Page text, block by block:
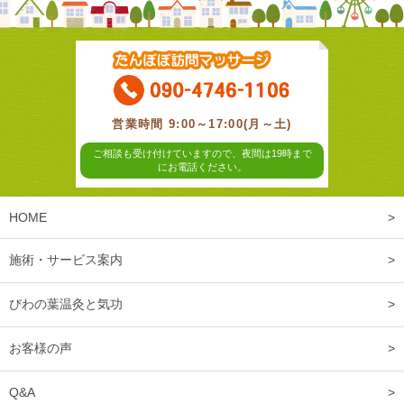
営業時間 9:00～17:00(月～土)
ご相談も受け付けていますので、夜間は19時まで
にお電話ください。
HOME
施術・サービス案内
びわの葉温灸と気功
お客様の声
Q&A